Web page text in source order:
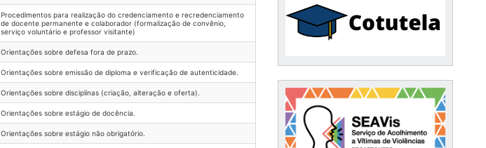
Procedimentos para realização do credenciamento e recredenciamento
de docente permanente e colaborador (formalização de convênio,
serviço voluntário e professor visitante)
Orientações sobre defesa fora de prazo.
Orientações sobre emissão de diploma e verificação de autenticidade.
Orientações sobre disciplinas (criação, alteração e oferta).
Orientações sobre estágio de docência.
Orientações sobre estágio não obrigatório.